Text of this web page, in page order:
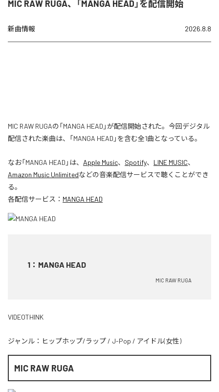
MIC RAW RUGA、「MANGA HEAD」を配信開始
新曲情報 2026.8.8
MIC RAW RUGAの「MANGA HEAD」が配信開始された。今回デジタル
配信された楽曲は、「MANGA HEAD」を含む全1曲となっている。
なお「MANGA HEAD 」は、 Apple Music、 Spotify、 LINE MUSIC、
Amazon Music Unlimitedなどの音楽配信サービスで聴くことができ
る。
各配信サービス： MANGA HEAD
1 ： MANGA HEAD
MIC RAW RUGA
VIDEOTHINK
ジャンル： ヒップホップ/ラップ / J-Pop / アイドル(女性)
MIC RAW RUGA